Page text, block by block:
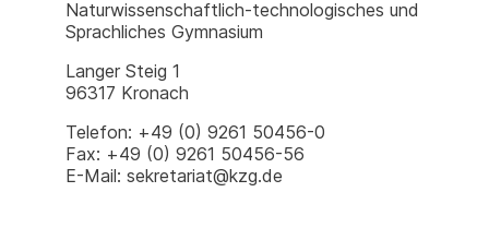
Naturwissenschaftlich-technologisches und
Sprachliches Gymnasium
Langer Steig 1
96317 Kronach
Telefon: +49 (0) 9261 50456-0
Fax: +49 (0) 9261 50456-56
E-Mail: sekretariat@kzg.de